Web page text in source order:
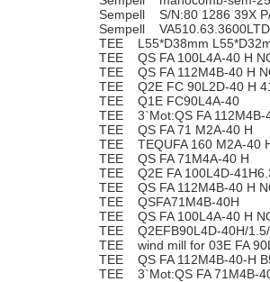
Sempell S/N:80 1286 39X
Sempell
TEE L55*D38mm
TEE QS FA 100L4A-40 H
TEE QS FA 112M4B-40 H
TEE Q2E FC 90L2D-40 H
TEE Q1E FC90L4A-40
TEE 3`Mot:QS FA 112M4B-
TEE QS FA 71 M2A-40 H
TEE TEQUFA 160 M2A-40
TEE QS FA 71M4A-40 H
TEE Q2E FA 100L4D-
TEE QS FA 112M4B-40 H
TEE QSFA71M4B-40H
TEE QS FA 100L4A-40 H
TEE Q2EFB90L4D-40H/
TEE wind mill for 03E FA
TEE QS FA 112M4B-40-H
TEE 3`Mot:QS FA 71M4B-